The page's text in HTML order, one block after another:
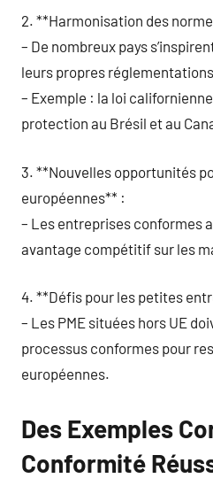
2. **Harmonisation des
– De nombreux pays
leurs propres
– Exemple : la loi
protection au Brésil et au
3. **Nouvelles opportunités
européennes** :
– Les entreprises conformes
avantage compétitif sur les
4. **Défis pour les petites
– Les PME situées hors UE
processus conformes pour
européennes.
Des Exemples
Conformité